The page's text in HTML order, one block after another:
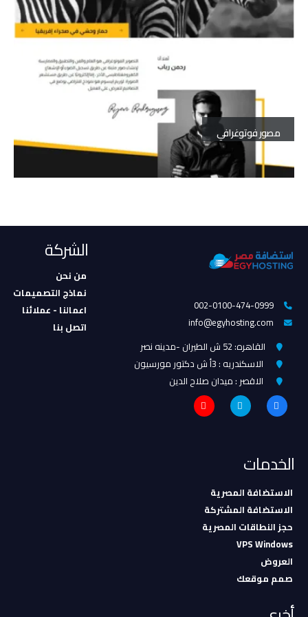
مصور فوتوغرافي
002-0100-474-0999
info@egyhosting.com
القاهره: 52 ش الطيران -مدينه نصر
الاسكندريه : 3أ ش دكتور مورسيون
الاقصر : ميدان صلاح الدين
الشركة
من نحن
نماذج التصميمات
اعمالنا - عملائنا
اتصل بنا
الخدمات
الاستضافة المصرية
الاستضافة المشتركة
حجز النطاقات المصرية
VPS Windows
العروض
صمم موقعك